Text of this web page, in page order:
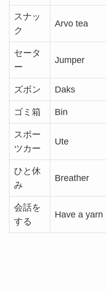
スナッ
ク
Arvo tea
セータ
ー
Jumper
ズボン Daks
ゴミ箱 Bin
スポー
ツカー
Ute
ひと休
み
Breather
会話を
する
Have a yarn